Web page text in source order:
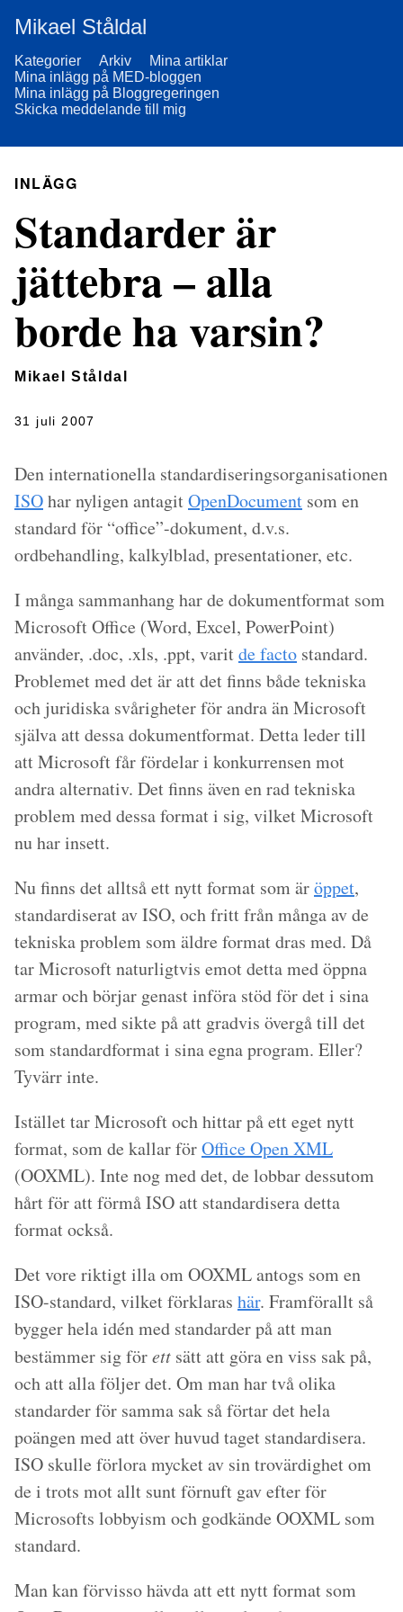
Mikael Ståldal
Kategorier Arkiv
Mina artiklar
Mina inlägg på MED-bloggen
Mina inlägg på Bloggregeringen
Skicka meddelande till mig
INLÄGG
Standarder är
jättebra – alla
borde ha varsin?
Mikael Ståldal
31 juli 2007
Den internationella standardiseringsorganisationen
ISOhar nyligen antagitOpenDocument som en
standard för “office”-dokument, d.v.s.
ordbehandling, kalkylblad, presentationer, etc.
I många sammanhang har de dokumentformat som
Microsoft Office (Word, Excel, PowerPoint)
använder, .doc, .xls, .ppt, varitde facto standard.
Problemet med det är att det finns både tekniska
och juridiska svårigheter för andra än Microsoft
själva att dessa dokumentformat. Detta leder till
att Microsoft får fördelar i konkurrensen mot
andra alternativ. Det finns även en rad tekniska
problem med dessa format i sig, vilket Microsoft
nu har insett.
Nu finns det alltså ett nytt format som äröppet,
standardiserat av ISO, och fritt från många av de
tekniska problem som äldre format dras med. Då
tar Microsoft naturligtvis emot detta med öppna
armar och börjar genast införa stöd för det i sina
program, med sikte på att gradvis övergå till det
som standardformat i sina egna program. Eller?
Tyvärr inte.
Istället tar Microsoft och hittar på ett eget nytt
format, som de kallar förOffice Open XML
(OOXML). Inte nog med det, de lobbar dessutom
hårt för att förmå ISO att standardisera detta
format också.
Det vore riktigt illa om OOXML antogs som en
ISO-standard, vilket förklaras här. Framförallt så
bygger hela idén med standarder på att man
bestämmer sig förett sätt att göra en viss sak på,
och att alla följer det. Om man har två olika
standarder för samma sak så förtar det hela
poängen med att över huvud taget standardisera.
ISO skulle förlora mycket av sin trovärdighet om
de i trots mot allt sunt förnuft gav efter för
Microsofts lobbyism och godkände OOXML som
standard.
Man kan förvisso hävda att ett nytt format som